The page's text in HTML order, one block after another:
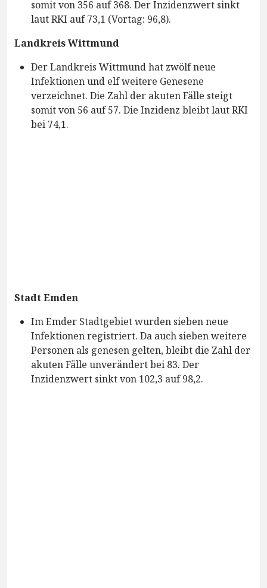
somit von 356 auf 368. Der Inzidenzwert sinkt
laut RKI auf 73,1 (Vortag: 96,8).
Landkreis Wittmund
Der Landkreis Wittmund hat zwölf neue
Infektionen und elf weitere Genesene
verzeichnet. Die Zahl der akuten Fälle steigt
somit von 56 auf 57. Die Inzidenz bleibt laut RKI
bei 74,1.
Stadt Emden
Im Emder Stadtgebiet wurden sieben neue
Infektionen registriert. Da auch sieben weitere
Personen als genesen gelten, bleibt die Zahl der
akuten Fälle unverändert bei 83. Der
Inzidenzwert sinkt von 102,3 auf 98,2.